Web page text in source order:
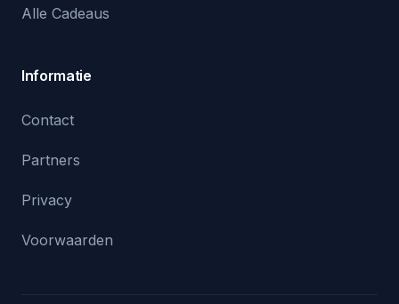
Alle Cadeaus
Informatie
Contact
Partners
Privacy
Voorwaarden